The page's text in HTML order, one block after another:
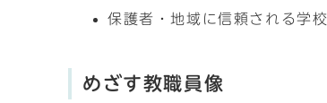
保護者・地域に信頼される学校
めざす教職員像